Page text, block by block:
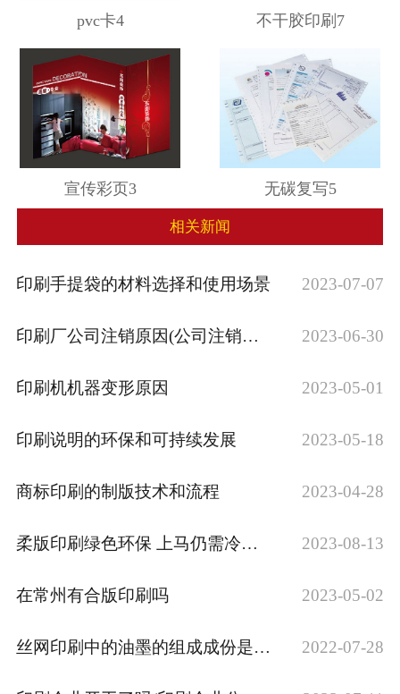
pvc卡4 不干胶印刷7
宣传彩页3 无碳复写5
相关新闻
印刷手提袋的材料选择和使用场景 2023-07-07
印刷厂公司注销原因(公司注销原因怎么填写··· 2023-06-30
印刷机机器变形原因 2023-05-01
印刷说明的环保和可持续发展 2023-05-18
商标印刷的制版技术和流程 2023-04-28
柔版印刷绿色环保 上马仍需冷静慎重 2023-08-13
在常州有合版印刷吗 2023-05-02
丝网印刷中的油墨的组成成份是什么 2022-07-28